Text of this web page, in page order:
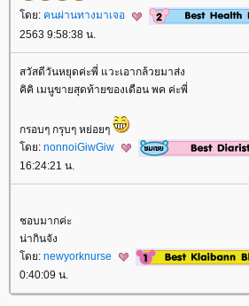
ดย: คนผ่านทางมาเจอ
2563 9:58:38 น.
สวัสดีวันหยุดค่ะพี่ แวะเอากล้วยมาส่ง
คิคิ เมนูขายสุดท้ายของเดือน พค ค่ะพี่
กรอบๆ กรุบๆ หย่อยๆ
ดย: nonnoiGiwGiw
16:24:21 น.
ชอบมากค่ะ
น่ากินจัง
ดย: newyorknurse
0:40:09 น.